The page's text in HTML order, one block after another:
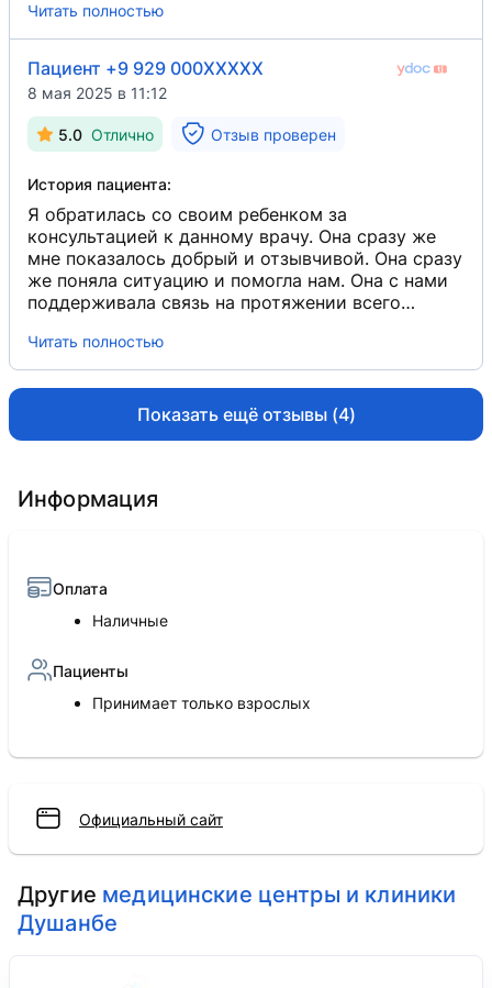
сказала, что к проведении этого УЗИ нужно
подготовиться, и поэтому я пришел к ней
подготовленным. Обращение с пациентом
внимательное, вежливое, врач чутко относилась
ко всем моим ответам, уточняла их для себя,
чтобы поставить более точный диагноз.
Читать полностью
Пациент +9 929 000XXXXX
8 мая 2025 в 11:12
5.0 Отлично Отзыв проверен
История пациента:
Я обратилась со своим ребенком за
консультацией к данному врачу. Она сразу же
мне показалось добрый и отзывчивой. Она сразу
же поняла ситуацию и помогла нам. Она с нами
поддерживала связь на протяжении всего
Ахмедову Д. От всего сердца благодарна и
рекомендую её всем.
Читать полностью
Показать ещё отзывы (4)
Информация
Оплата
Наличные
Пациенты
Принимает только взрослых
Официальный сайт
Другие медицинские центры и клиники
Душанбе